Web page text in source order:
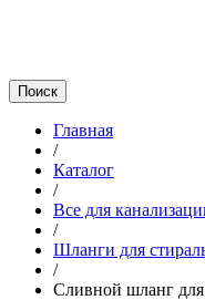
Главная
/
Каталог
/
Все для
/
Шланги для
/
Сливной шланг